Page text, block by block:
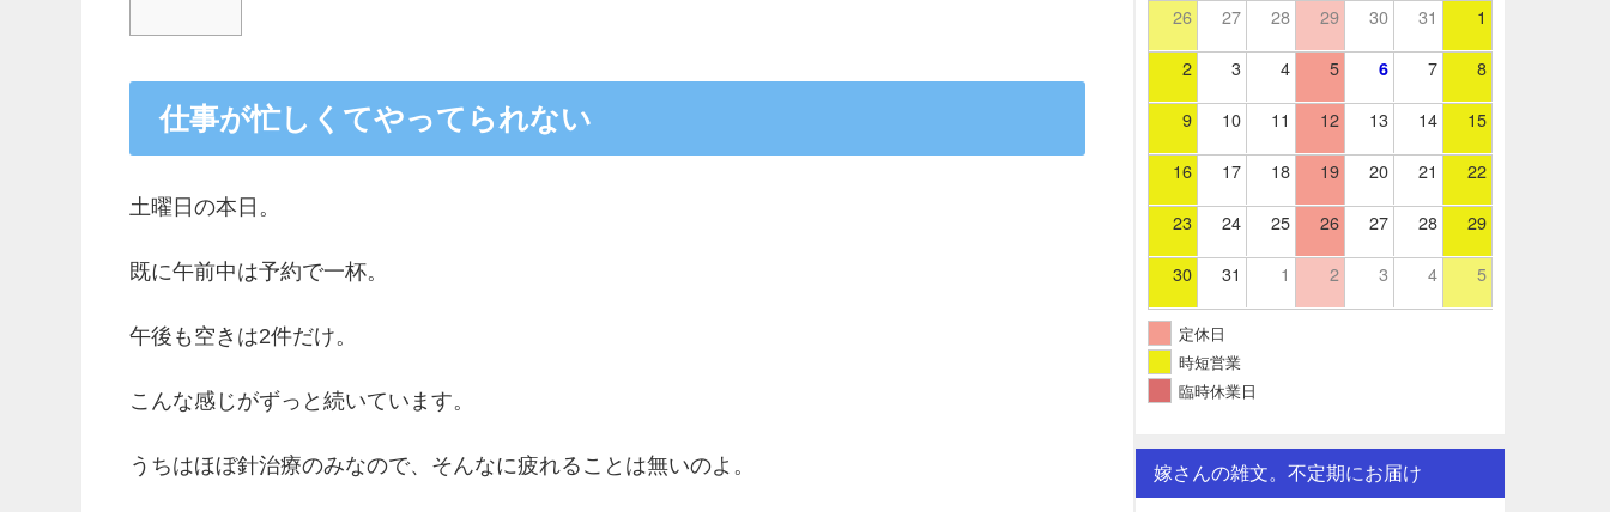
仕事が忙しくてやってられない
土曜日の本日。
既に午前中は予約で一杯。
午後も空きは2件だけ。
こんな感じがずっと続いています。
うちはほぼ針治療のみなので、そんなに疲れることは無いのよ。
26 27 28 29 30 31 1
2 3 4 5 6 7 8
9 10 11 12 13 14 15
16 17 18 19 20 21 22
23 24 25 26 27 28 29
30 31 1 2 3 4 5
定休日
時短営業
臨時休業日
嫁さんの雑文。不定期にお届け